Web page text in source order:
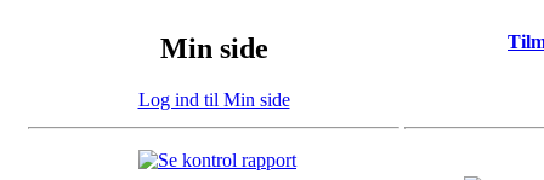
Min side
Log ind til Min side